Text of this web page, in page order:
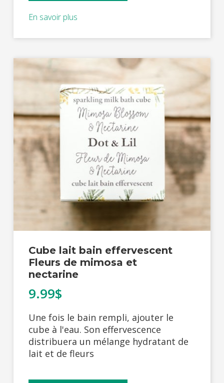
En savoir plus
Cube lait bain effervescent
Fleurs de mimosa et
nectarine
9.99$
Une fois le bain rempli, ajouter le
cube à l'eau. Son effervescence
distribuera un mélange hydratant de
lait et de fleurs